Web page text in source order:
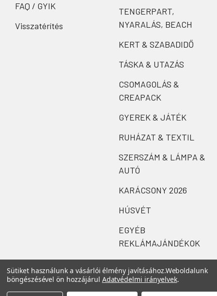
FAQ / GYIK
Visszatérítés
TENGERPART,
NYARALÁS, BEACH
KERT & SZABADIDŐ
TÁSKA & UTAZÁS
CSOMAGOLÁS &
CREAPACK
GYEREK & JÁTÉK
RUHÁZAT & TEXTIL
SZERSZÁM & LÁMPA &
AUTÓ
KARÁCSONY 2026
HÚSVÉT
EGYÉB
REKLÁMAJÁNDÉKOK
Sütiket használunk a vásárlói élmény javításához.Weboldalunk
böngészésével ön hozzájárul Adatvédelmi irányelvek.